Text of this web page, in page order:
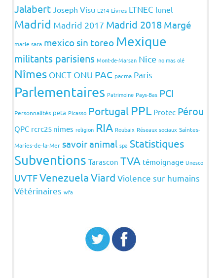
Jalabert Joseph Visu L214 Livres LTNEC lunel
Madrid Madrid 2017 Madrid 2018 Margé
marie sara mexico sin toreo Mexique
militants parisiens Mont-de-Marsan Nice no mas olé
Nîmes ONCT ONU PAC pacma Paris
Parlementaires Patrimoine Pays-Bas PCI
Personnalités peta Picasso Portugal PPL Protec Pérou
QPC rcrc25 nimes religion RIA Roubaix Réseaux sociaux Saintes-
Maries-de-la-Mer savoir animal spa Statistiques
Subventions Tarascon TVA témoignage Unesco
UVTFVenezuelaViard Violence sur humains
Vétérinaires wfa